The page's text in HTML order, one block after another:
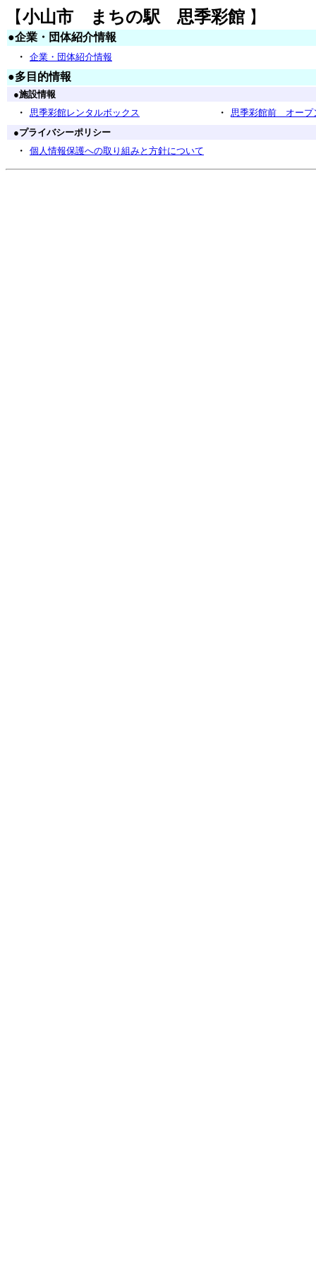
【小山市 まちの駅 思季彩館 】
●企業・団体紹介情報
・
企業・団体紹介情報
●多目的情報
●施設情報
・ 思季彩館レンタルボックス ・
思季彩館前 オープ
●プライバシーポリシー
・ 個人情報保護への取り組みと方針について